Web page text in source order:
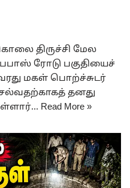
திருச்சி மேல
ரோடு பகுதியைச்
மகள் பொற்ச்சுடர்
தனது
Read More »